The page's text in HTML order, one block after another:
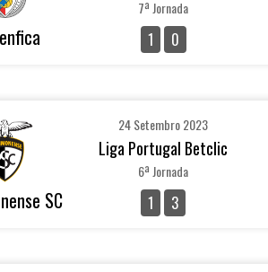
7ª Jornada
1 0
SC
24 Setembro 2023
Liga Portugal Betclic
6ª Jornada
1 3